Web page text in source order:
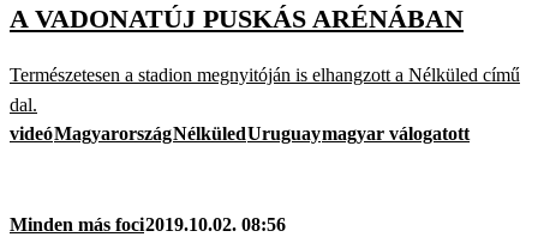
A VADONATÚJ PUSKÁS ARÉNÁBAN
Természetesen a stadion megnyitóján is elhangzott a Nélküled című
dal.
videóMagyarországNélküledUruguaymagyar válogatott
Minden más foci2019.10.02. 08:56